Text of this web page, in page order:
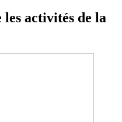
activités de la